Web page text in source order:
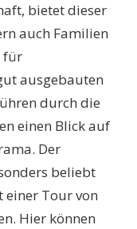
bietet dieser
auch Familien
für
ausgebauten
durch die
einen Blick auf
Der
beliebt
einer Tour von
Hier können